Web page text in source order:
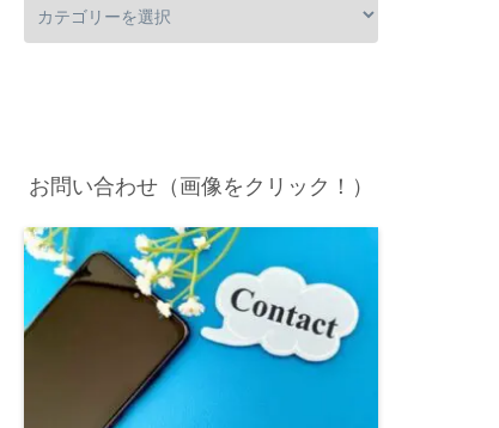
お問い合わせ（画像をクリック！）